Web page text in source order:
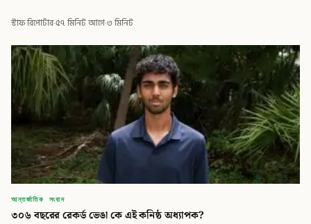
স্টাফ রিপোর্টার·৫৭ মিনিট আগে·৩ মিনিট
আন্তর্জাতিক সংবাদ
৩০৬ বছরের রেকর্ড ভেঙা কে এই কনিষ্ঠ অধ্যাপক?